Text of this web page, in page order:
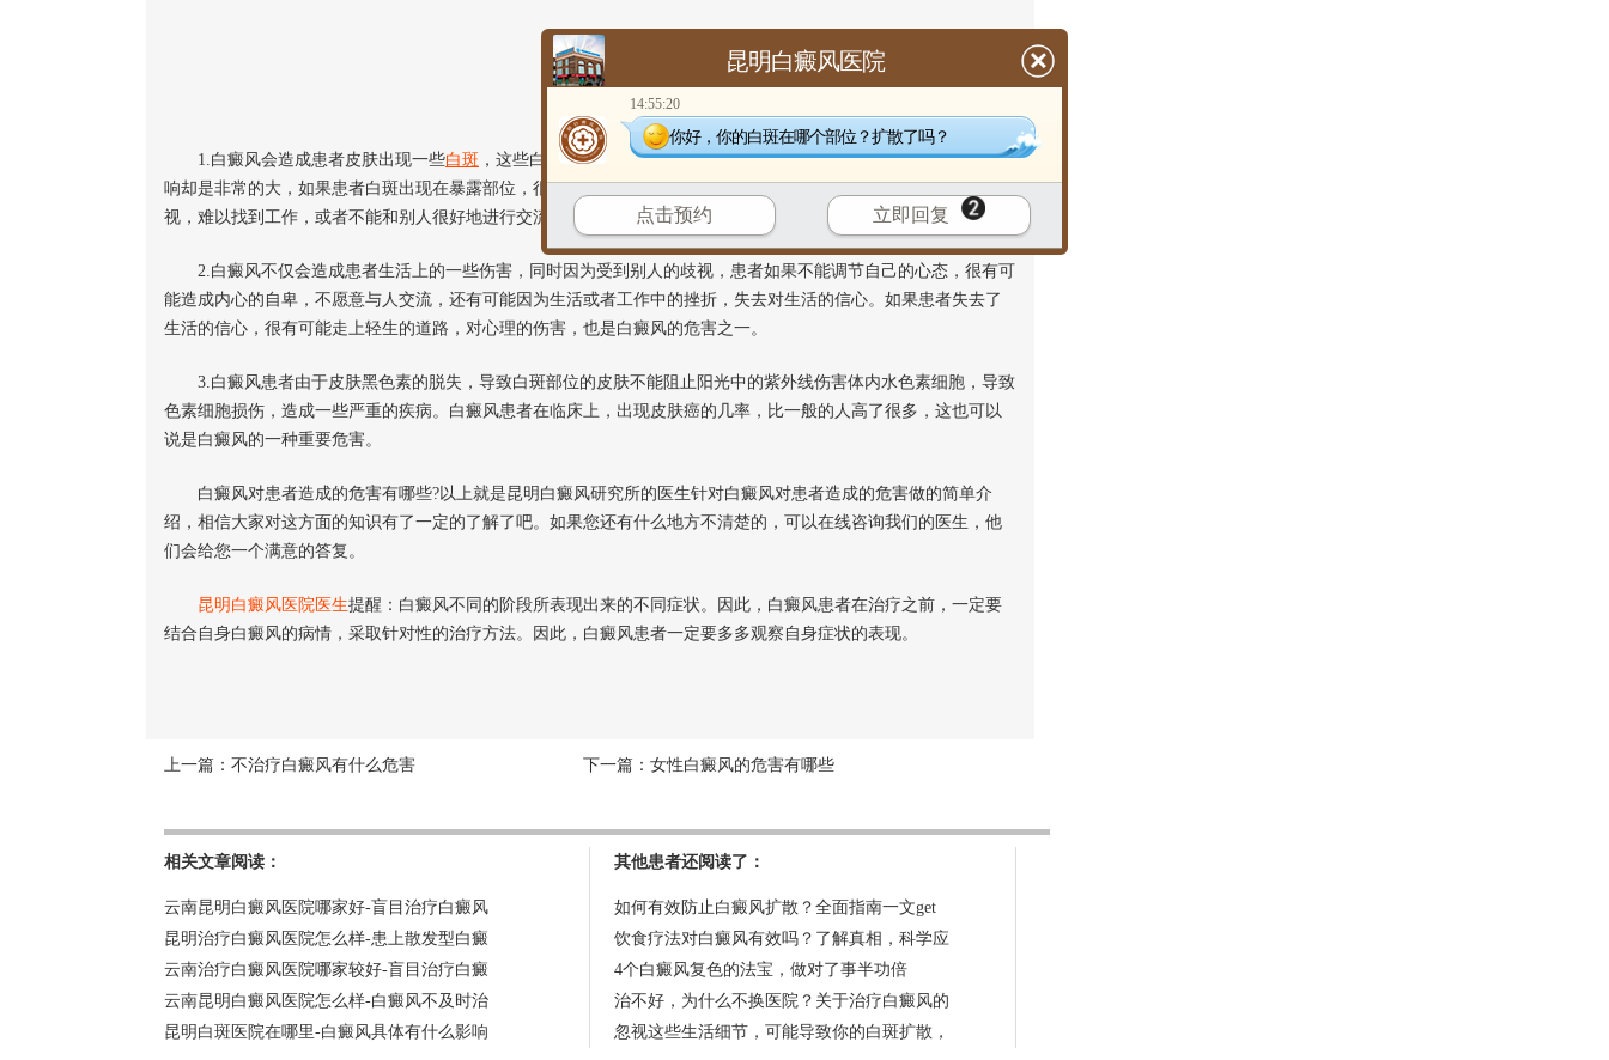
1.白癜风会造成患者皮肤出现一些白斑 ，这些白斑虽然对患者的健康不会造成太大的影响，但是对患者的形象影
响却是非常的大，如果患者白斑出现在暴露部位，很有可能在生活中或者工作中受到不公平的待遇。受到别人的歧
视，难以找到工作，或者不能和别人很好地进行交流，无法完成自己的工作，造成患者生活上的一些困难。
2.白癜风不仅会造成患者生活上的一些伤害，同时因为受到别人的歧视，患者如果不能调节自己的心态，很有可
能造成内心的自卑，不愿意与人交流，还有可能因为生活或者工作中的挫折，失去对生活的信心。如果患者失去了
生活的信心，很有可能走上轻生的道路，对心理的伤害，也是白癜风的危害之一。
3.白癜风患者由于皮肤黑色素的脱失，导致白斑部位的皮肤不能阻止阳光中的紫外线伤害体内水色素细胞，导致
色素细胞损伤，造成一些严重的疾病。白癜风患者在临床上，出现皮肤癌的几率，比一般的人高了很多，这也可以
说是白癜风的一种重要危害。
白癜风对患者造成的危害有哪些?以上就是昆明白癜风研究所的医生针对白癜风对患者造成的危害做的简单介
绍，相信大家对这方面的知识有了一定的了解了吧。如果您还有什么地方不清楚的，可以在线咨询我们的医生，他
们会给您一个满意的答复。
昆明白癜风医院医生提醒：白癜风不同的阶段所表现出来的不同症状。因此，白癜风患者在治疗之前，一定要
结合自身白癜风的病情，采取针对性的治疗方法。因此，白癜风患者一定要多多观察自身症状的表现。
上一篇： 不治疗白癜风有什么危害 下一篇： 女性白癜风的危害有哪些
相关文章阅读：
云南昆明白癜风医院哪家好-盲目治疗白癜风
昆明治疗白癜风医院怎么样-患上散发型白癜
云南治疗白癜风医院哪家较好-盲目治疗白癜
云南昆明白癜风医院怎么样-白癜风不及时治
昆明白斑医院在哪里-白癜风具体有什么影响
其他患者还阅读了：
如何有效防止白癜风扩散？全面指南一文get
饮食疗法对白癜风有效吗？了解真相，科学应
4个白癜风复色的法宝，做对了事半功倍
治不好，为什么不换医院？关于治疗白癜风的
忽视这些生活细节，可能导致你的白斑扩散，
昆明白癜风医院
14:55:20
你好，你的白斑在哪个部位？扩散了吗？
点击预约 立即回复